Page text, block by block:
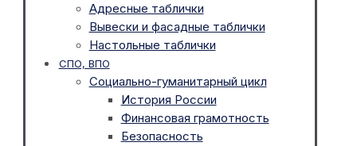
Адресные таблички
Вывески и фасадные таблички
Настольные таблички
СПО, ВПО
Социально-гуманитарный цикл
История России
Финансовая грамотность
Безопасность